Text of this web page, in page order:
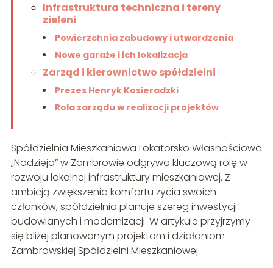
Infrastruktura techniczna i tereny
zieleni
Powierzchnia zabudowy i utwardzenia
Nowe garaże i ich lokalizacja
Zarząd i kierownictwo spółdzielni
Prezes Henryk Kosieradzki
Rola zarządu w realizacji projektów
Spółdzielnia Mieszkaniowa Lokatorsko Własnościowa
„Nadzieja” w Zambrowie odgrywa kluczową rolę w
rozwoju lokalnej infrastruktury mieszkaniowej. Z
ambicją zwiększenia komfortu życia swoich
członków, spółdzielnia planuje szereg inwestycji
budowlanych i modernizacji. W artykule przyjrzymy
się bliżej planowanym projektom i działaniom
Zambrowskiej Spółdzielni Mieszkaniowej.